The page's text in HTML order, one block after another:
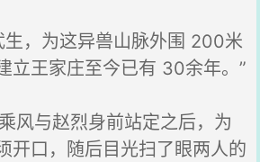
，为这异兽山脉外围 200米
立王家庄至今已有 30余年。”
风与赵烈身前站定之后，为
开口，随后目光扫了眼两人的